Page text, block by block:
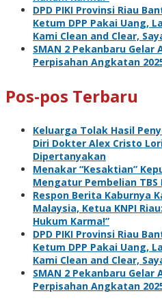
DPD PIKI Provinsi Riau
Ketum DPP Pakai Uang,
Kami Clean and Clear,
SMAN 2 Pekanbaru Gelar
Perpisahan Angkatan
Pos-pos Terbaru
Keluarga Tolak Hasil
Diri Dokter Alex Cristo
Dipertanyakan
Menakar “Kesaktian”
Mengatur Pembelian TBS
Respon Berita Kaburnya
Malaysia, Ketua KNPI
Hukum Karma!”
DPD PIKI Provinsi Riau
Ketum DPP Pakai Uang,
Kami Clean and Clear,
SMAN 2 Pekanbaru Gelar
Perpisahan Angkatan